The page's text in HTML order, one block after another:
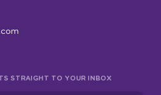
STRAIGHT TO YOUR INBOX